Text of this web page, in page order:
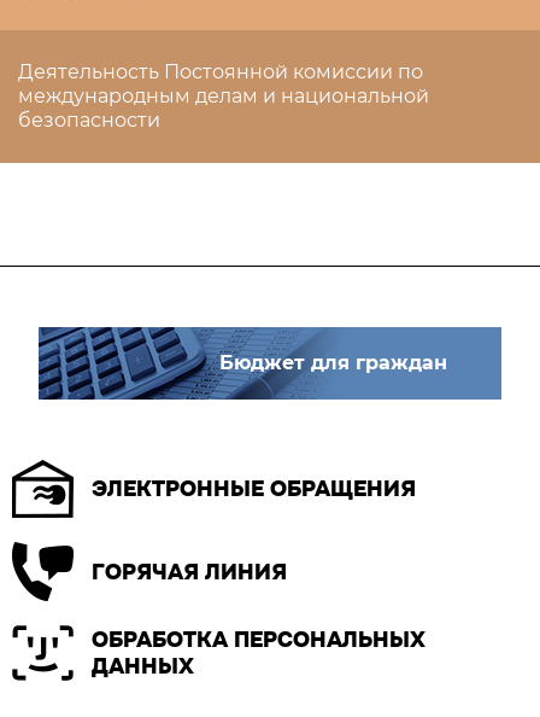
Деятельность Постоянной комиссии по
международным делам и национальной
безопасности
Бюджет для граждан
ЭЛЕКТРОННЫЕ ОБРАЩЕНИЯ
ГОРЯЧАЯ ЛИНИЯ
ОБРАБОТКА ПЕРСОНАЛЬНЫХ
ДАННЫХ